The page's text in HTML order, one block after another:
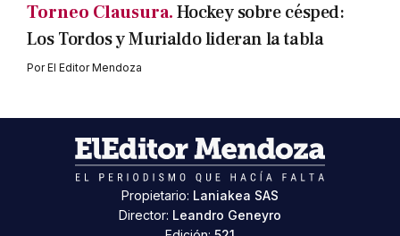
Torneo Clausura.Hockey sobre césped:
Los Tordos y Murialdo lideran la tabla
PorEl Editor Mendoza
Propietario: Laniakea SAS
Director: Leandro Geneyro